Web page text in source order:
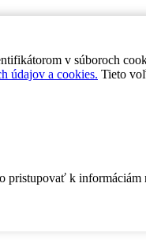
v súboroch
údajov a cookies. Tieto
k informáciám